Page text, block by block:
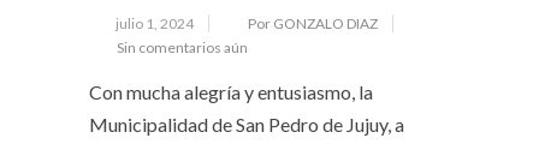
julio 1, 2024
Por GONZALO DIAZ
Sin comentarios aún
Con mucha alegría y entusiasmo, la
Municipalidad de San Pedro de Jujuy, a